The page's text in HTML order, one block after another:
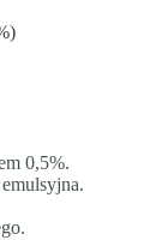
0,5%.